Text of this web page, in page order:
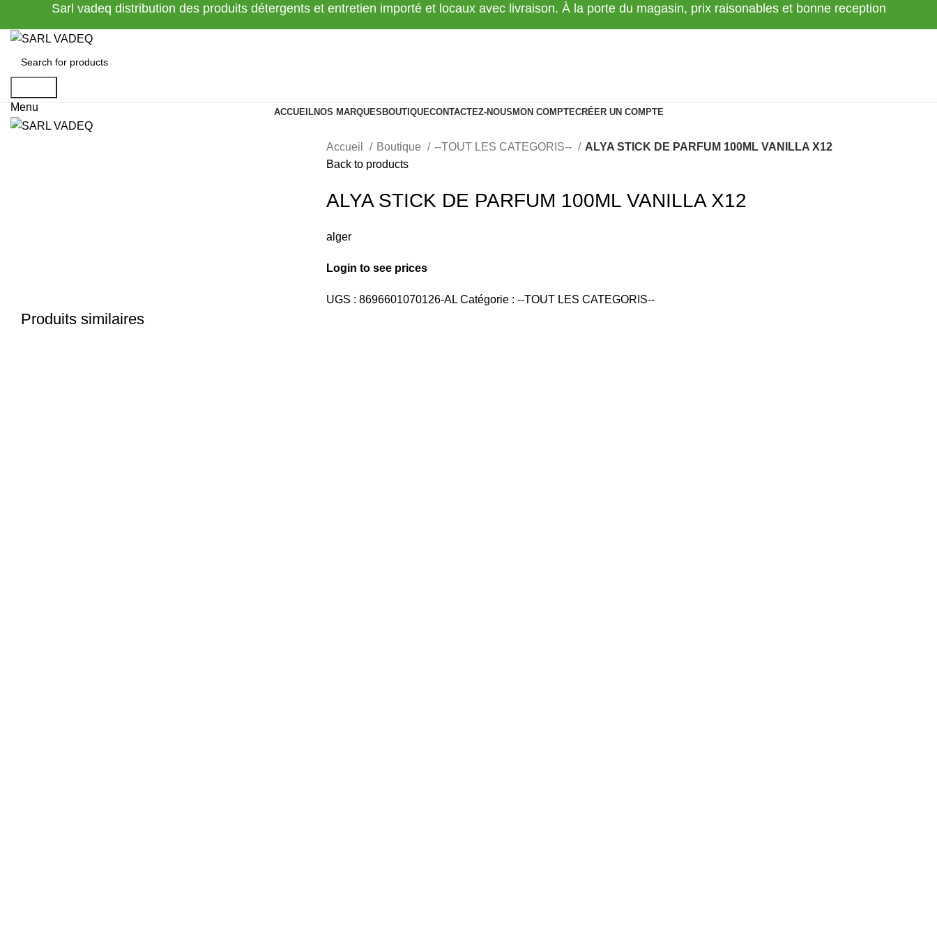
Sarl vadeq distribution des produits détergents et entretien importé et locaux avec livraison. À la porte du magasin, prix raisonables et bonne reception
Menu
ACCUEILNOS MARQUES BOUTIQUECONTACTEZ-NOUS MON COMPTECRÉER UN COMPTE
Accueil Boutique --TOUT LES CATEGORIS--
ALYA STICK DE PARFUM 100ML VANILLA X12
Back to products
ALYA STICK DE PARFUM 100ML VANILLA X12
alger
Login to see prices
UGS : 8696601070126-AL Catégorie : --TOUT LES CATEGORIS--
Produits similaires